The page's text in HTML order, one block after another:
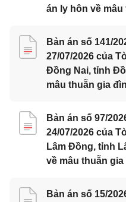
án ly hôn về
Bản án số 141/
27/07/2026 của
Đồng Nai, tỉnh
mâu thuẫn gia
Bản án số 97/
24/07/2026 của
Lâm Đồng, tỉnh
về mâu thuẫn gia
Bản án số 15/